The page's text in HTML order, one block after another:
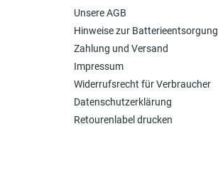
Unsere AGB
Hinweise zur Batterieentsorgung
Zahlung und Versand
Impressum
Widerrufsrecht für Verbraucher
Datenschutzerklärung
Retourenlabel drucken